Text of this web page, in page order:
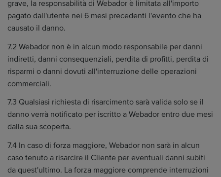
grave, la responsabilità di Webador è limitata all'importo
pagato dall'utente nei 6 mesi precedenti l'evento che ha
causato il danno.
7.2 Webador non è in alcun modo responsabile per danni
indiretti, danni consequenziali, perdita di profitti, perdita di
risparmi o danni dovuti all'interruzione delle operazioni
commerciali.
7.3 Qualsiasi richiesta di risarcimento sarà valida solo se il
danno verrà notificato per iscritto a Webador entro due mesi
dalla sua scoperta.
7.4 In caso di forza maggiore, Webador non sarà in alcun
caso tenuto a risarcire il Cliente per eventuali danni subiti
da quest'ultimo. La forza maggiore comprende interruzioni